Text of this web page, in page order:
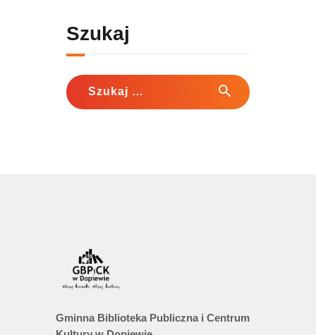
Szukaj
Szukaj:
Gminna Biblioteka Publiczna i Centrum